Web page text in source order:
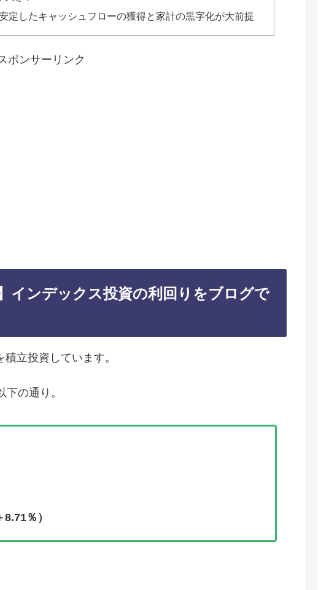
定したキャッシュフローの獲得と家計の黒字化が大前提
ポンサーリンク
インデックス投資の利回りをブログで
立投資しています。
の通り。
％）